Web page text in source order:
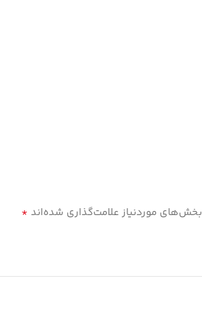
بخش‌های موردنیاز علامت‌گذاری شده‌اند *